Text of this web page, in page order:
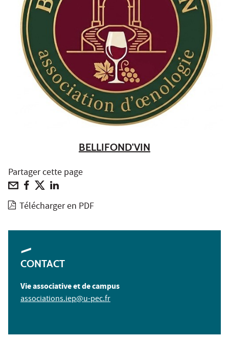
BELLIFOND'VIN
Partager cette page
Télécharger en PDF
CONTACT
Vie associative et de campus
associations.iep@u-pec.fr